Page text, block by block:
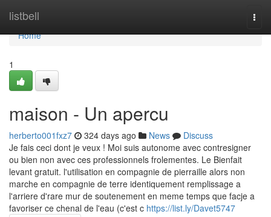
listbell
Home
Home
1
maison - Un apercu
herberto001fxz7 324 days ago News
Discuss
Je fais ceci dont je veux ! Moi suis autonome avec contresigner
ou bien non avec ces professionnels frolementes. Le Bienfait
levant gratuit. l'utilisation en compagnie de pierraille alors non
marche en compagnie de terre identiquement remplissage a
l'arriere d'rare mur de soutenement en meme temps que facje a
favoriser ce chenal de l'eau (c'est c https://list.ly/Davet5747